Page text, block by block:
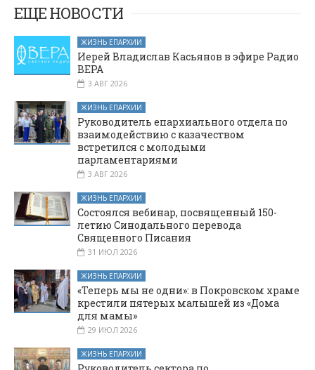
Троицы
ЕЩЕ НОВОСТИ
ЖИЗНЬ ЕПАРХИИ
Иерей Владислав Касьянов в эфире Радио
ВЕРА
3 АВГ 2026
ЖИЗНЬ ЕПАРХИИ
Руководитель епархиального отдела по
взаимодействию с казачеством
встретился с молодыми
парламентариями
3 АВГ 2026
ЖИЗНЬ ЕПАРХИИ
Состоялся вебинар, посвященный 150-
летию Синодального перевода
Священного Писания
31 ИЮЛ 2026
ЖИЗНЬ ЕПАРХИИ
«Теперь мы не одни»: в Покровском храме
крестили пятерых малышей из «Дома
для мамы»
29 ИЮЛ 2026
ЖИЗНЬ ЕПАРХИИ